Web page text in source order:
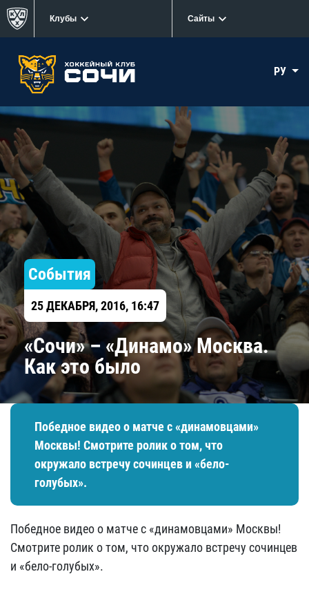
Клубы Сайты
РУ
События
25 ДЕКАБРЯ, 2016, 16:47
«Сочи» – «Динамо» Москва.
Как это было
Победное видео о матче с «динамовцами»
Москвы! Смотрите ролик о том, что
окружало встречу сочинцев и «бело-
голубых».
Победное видео о матче с «динамовцами» Москвы!
Смотрите ролик о том, что окружало встречу сочинцев
и «бело-голубых».